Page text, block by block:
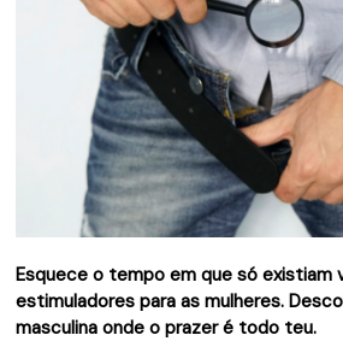
Esquece o tempo em que só existiam
estimuladores para as mulheres.
masculina onde o prazer é todo teu.